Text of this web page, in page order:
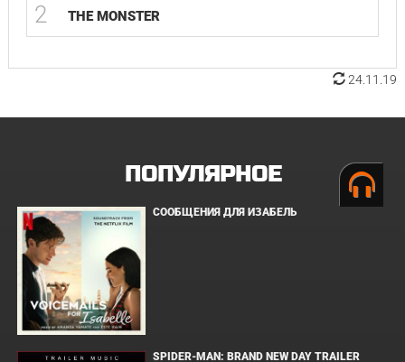
2 THE MONSTER
24.11.19
ПОПУЛЯРНОЕ
СООБЩЕНИЯ ДЛЯ ИЗАБЕЛЬ
SPIDER-MAN: BRAND NEW DAY TRAILER